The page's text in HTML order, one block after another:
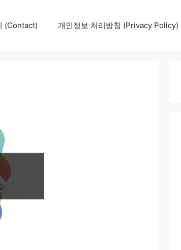
(Contact) 개인정보 처리방침 (Privacy Policy)